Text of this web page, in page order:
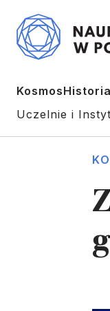
Kosmos
Uczelnie i